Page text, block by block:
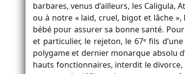
barbares, venus d’ailleurs, les Caligula,
ou à notre « laid, cruel, bigot et lâche
bébé pour assurer sa bonne santé.
et particulier, le rejeton, le 67ᵉ fils
polygame et dernier monarque absolu
hauts fonctionnaires, interdit le